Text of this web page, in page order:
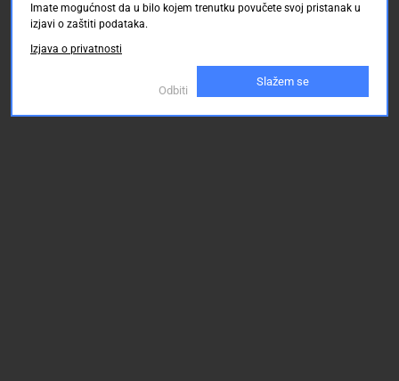
Imate mogućnost da u bilo kojem trenutku povučete svoj pristanak u
izjavi o zaštiti podataka.
Izjava o privatnosti
Odbiti
Slažem se